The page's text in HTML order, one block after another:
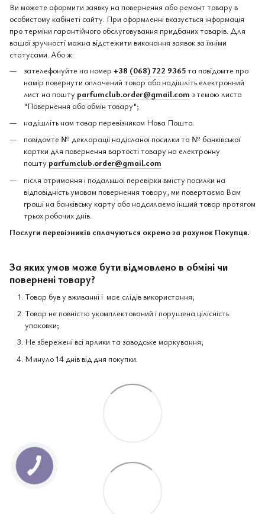
Ви можете оформити заявку на повернення або ремонт товару в
особистому кабінеті сайту. При оформленні вказується інформація
про терміни гарантійного обслуговування придбаних товарів. Для
вашої зручності можна відстежити виконання заявок за їхніми
статусами. Або ж:
зателефонуйте на номер +38 (068) 722 9365та повідомте про
намір повернути оплачений товар або надішліть електронний
лист на пошту parfumclub.order@gmail.com з темою листа
"Повернення або обмін товару";
надішліть нам товар перевізником Нова Пошта.
повідомте № декларації надісланої посилки та № банківської
картки для повернення вартості товару на електронну
пошту parfumclub.order@gmail.com
після отримання і подальшої перевірки вмісту посилки на
відповідність умовам повернення товару, ми повертаємо Вам
гроші на банківську карту або надсилаємо інший товар протягом
трьох робочих днів.
Послуги перевізників сплачуються окремо за рахунок Покупця.
За яких умов може бути відмовлено в обміні чи
повернені товару?
Товар був у вживанні і має слідів використання;
Товар не повністю укомплектований і порушена цілісність
упаковки;
Не збережені всі ярлики та заводське маркування;
Минуло 14 днів від дня покупки.